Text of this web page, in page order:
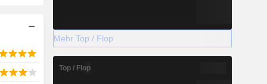
Mehr Top / Flop
Top / Flop